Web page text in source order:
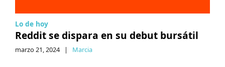
Lo de hoy
Reddit se dispara en su debut bursátil
marzo 21, 2024 | Marcia